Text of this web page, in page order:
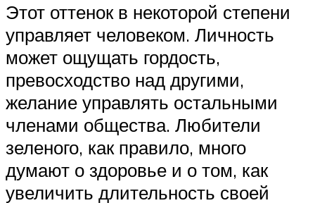
Этот оттенок в некоторой степени
управляет человеком. Личность
может ощущать гордость,
превосходство над другими,
желание управлять остальными
членами общества. Любители
зеленого, как правило, много
думают о здоровье и о том, как
увеличить длительность своей